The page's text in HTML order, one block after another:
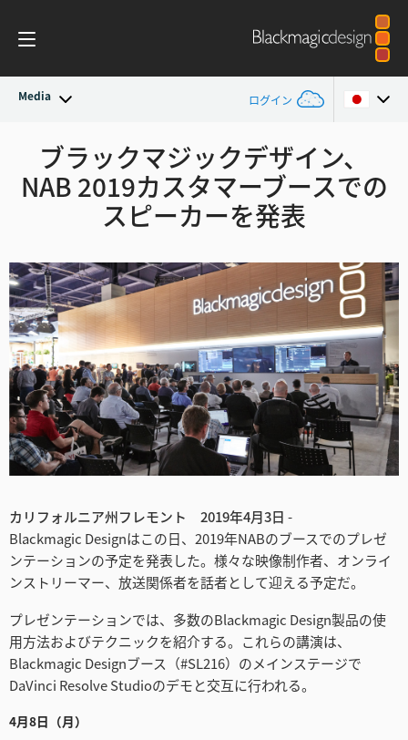
Media ログイン
最新ニュース
ニュースアーカイブ
Argentina
Australia
Austria
Brazil
Canada
China
Denmark
Finland
France
Germany
Hong Kong SAR, China
India
Italy
Japan
ブラックマジックデザイン、
NAB 2019カスタマーブースでの
スピーカーを発表
カリフォルニア州フレモント 2019年4月3日 -
Blackmagic Designはこの日、2019年NABのブースでのプレゼ
ンテーションの予定を発表した。様々な映像制作者、オンライ
ンストリーマー、放送関係者を話者として迎える予定だ。
プレゼンテーションでは、多数のBlackmagic Design製品の使
用方法およびテクニックを紹介する。これらの講演は、
Blackmagic Designブース（#SL216）のメインステージで
DaVinci Resolve Studioのデモと交互に行われる。
4月8日（月）